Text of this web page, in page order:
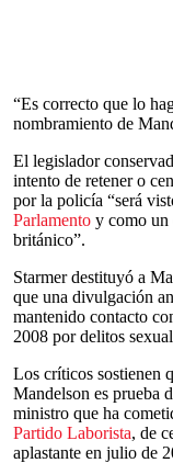
“Es correcto que lo
nombramiento de
El legislador
intento de retener o
por la policía “será
Parlamento y como un
británico”.
Starmer destituyó a
que una divulgación
mantenido contacto
2008 por delitos
Los críticos sostienen
Mandelson es prueba
ministro que ha
Partido Laborista, de
aplastante en julio de